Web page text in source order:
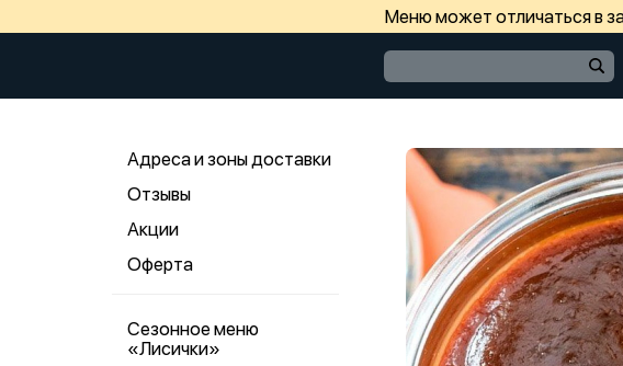
Меню может отличаться в
Адреса и зоны доставки
Отзывы
Акции
Оферта
Сезонное меню
«Лисички»